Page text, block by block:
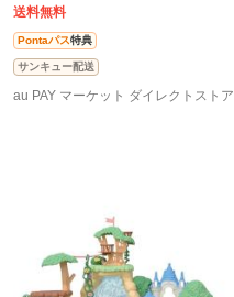
送料無料
Pontaパス特典
サンキュー配送
au PAY マーケット ダイレクトストア